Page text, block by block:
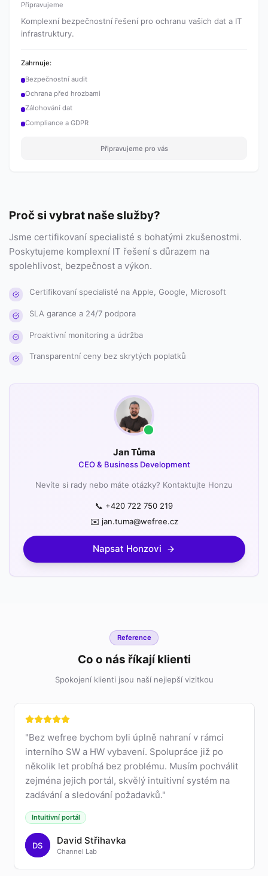
Připravujeme
Komplexní bezpečnostní řešení pro ochranu vašich dat a IT
infrastruktury.
Zahrnuje:
Bezpečnostní audit
Ochrana před hrozbami
Zálohování dat
Compliance a GDPR
Připravujeme pro vás
Proč si vybrat naše služby?
Jsme certifikovaní specialisté s bohatými zkušenostmi.
Poskytujeme komplexní IT řešení s důrazem na
spolehlivost, bezpečnost a výkon.
Certifikovaní specialisté na Apple, Google, Microsoft
SLA garance a 24/7 podpora
Proaktivní monitoring a údržba
Transparentní ceny bez skrytých poplatků
Jan Tůma
CEO & Business Development
Nevíte si rady nebo máte otázky? Kontaktujte Honzu
📞 +420 722 750 219
✉️ jan.tuma@wefree.cz
Napsat Honzovi
Reference
Co o nás říkají klienti
Spokojení klienti jsou naší nejlepší vizitkou
"Bez wefree bychom byli úplně nahraní v rámci
interního SW a HW vybavení. Spolupráce již po
několik let probíhá bez problému. Musím pochválit
zejména jejich portál, skvělý intuitivní systém na
zadávání a sledování požadavků."
Intuitivní portál
DS David Střihavka
Channel Lab